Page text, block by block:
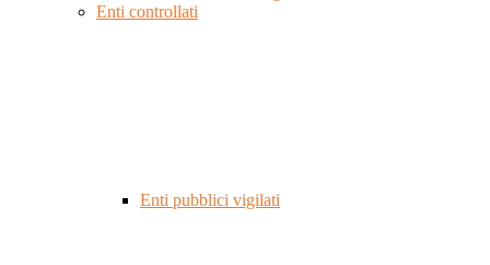
Enti controllati
Enti pubblici vigilati